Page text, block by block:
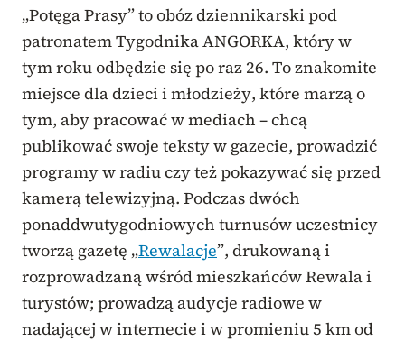
„Potęga Prasy” to obóz dziennikarski pod
patronatem Tygodnika ANGORKA, który w
tym roku odbędzie się po raz 26. To znakomite
miejsce dla dzieci i młodzieży, które marzą o
tym, aby pracować w mediach – chcą
publikować swoje teksty w gazecie, prowadzić
programy w radiu czy też pokazywać się przed
kamerą telewizyjną. Podczas dwóch
ponaddwutygodniowych turnusów uczestnicy
tworzą gazetę „Rewalacje”, drukowaną i
rozprowadzaną wśród mieszkańców Rewala i
turystów; prowadzą audycje radiowe w
nadającej w internecie i w promieniu 5 km od